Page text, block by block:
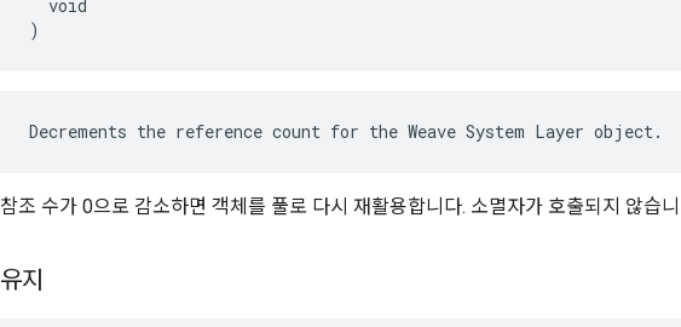
  void
)
Decrements the reference count for the Weave System Layer object.
참조 수가 0으로 감소하면 객체를 풀로 다시 재활용합니다. 소멸자가 호출되지 않습
유지